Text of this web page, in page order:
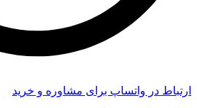
ارتباط در واتساپ برای مشاوره و خرید